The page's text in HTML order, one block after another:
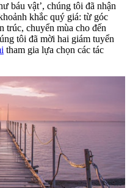
báu vật’, chúng tôi đã nhận
khắc quý giá: từ góc
trúc, chuyển mùa cho đến
tôi đã mời hai giám tuyển
tham gia lựa chọn các tác